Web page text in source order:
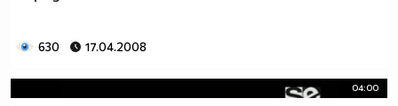
630 17.04.2008
04:00